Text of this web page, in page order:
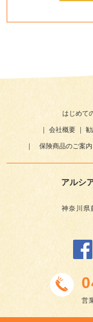
はじめて
｜会社概要｜
｜ 保険商品のご案
アルシ
神奈川県
営